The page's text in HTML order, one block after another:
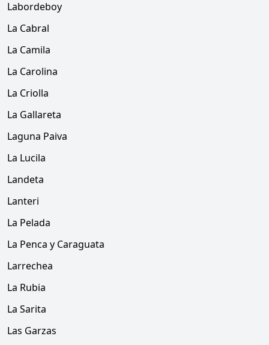
Labordeboy
La Cabral
La Camila
La Carolina
La Criolla
La Gallareta
Laguna Paiva
La Lucila
Landeta
Lanteri
La Pelada
La Penca y Caraguata
Larrechea
La Rubia
La Sarita
Las Garzas